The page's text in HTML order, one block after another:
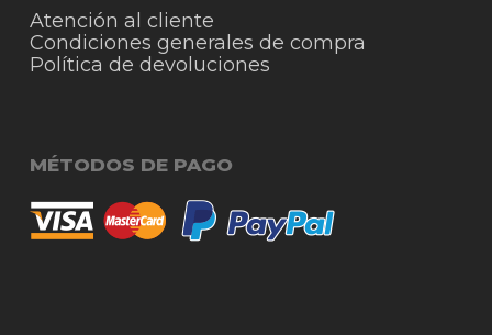
Atención al cliente
Condiciones generales de compra
Política de devoluciones
MÉTODOS DE PAGO